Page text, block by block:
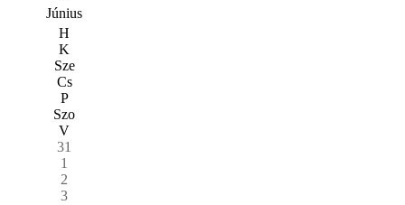
Június
H
K
Sze
Cs
P
Szo
V
31
1
2
3